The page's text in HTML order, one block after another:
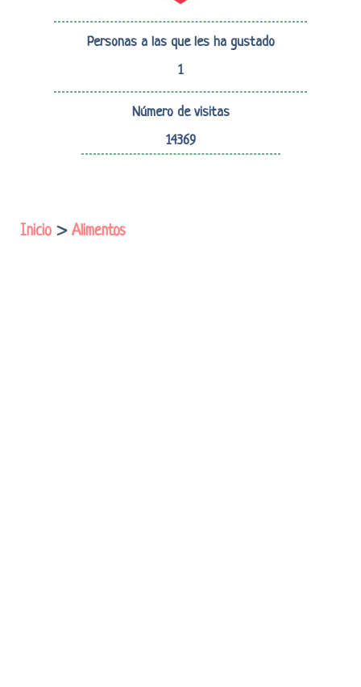
Personas a las que les ha gustado
1
Número de visitas
14369
Inicio > Alimentos